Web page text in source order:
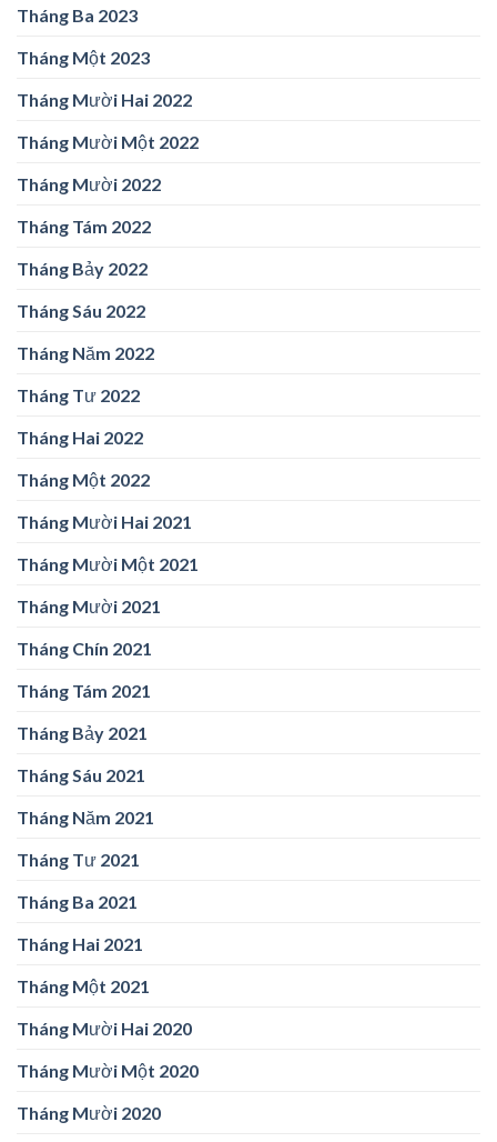
Tháng Ba 2023
Tháng Một 2023
Tháng Mười Hai 2022
Tháng Mười Một 2022
Tháng Mười 2022
Tháng Tám 2022
Tháng Bảy 2022
Tháng Sáu 2022
Tháng Năm 2022
Tháng Tư 2022
Tháng Hai 2022
Tháng Một 2022
Tháng Mười Hai 2021
Tháng Mười Một 2021
Tháng Mười 2021
Tháng Chín 2021
Tháng Tám 2021
Tháng Bảy 2021
Tháng Sáu 2021
Tháng Năm 2021
Tháng Tư 2021
Tháng Ba 2021
Tháng Hai 2021
Tháng Một 2021
Tháng Mười Hai 2020
Tháng Mười Một 2020
Tháng Mười 2020